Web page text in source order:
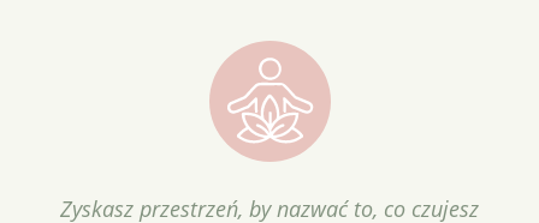
Zyskasz przestrzeń, by nazwać to, co czujesz